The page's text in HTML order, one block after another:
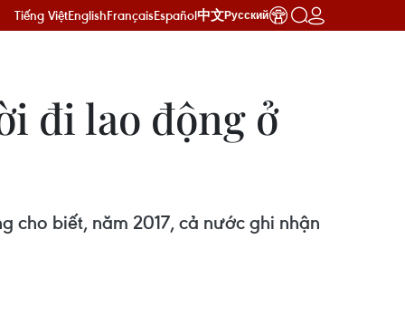
Tiếng ViệtEnglishFrançaisEspañol中文Русский
đi lao động ở
cho biết, năm 2017, cả nước ghi nhận